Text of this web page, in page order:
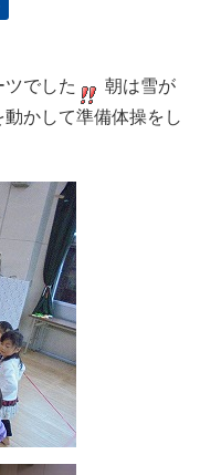
でした
朝は雪が
かして準備体操をし